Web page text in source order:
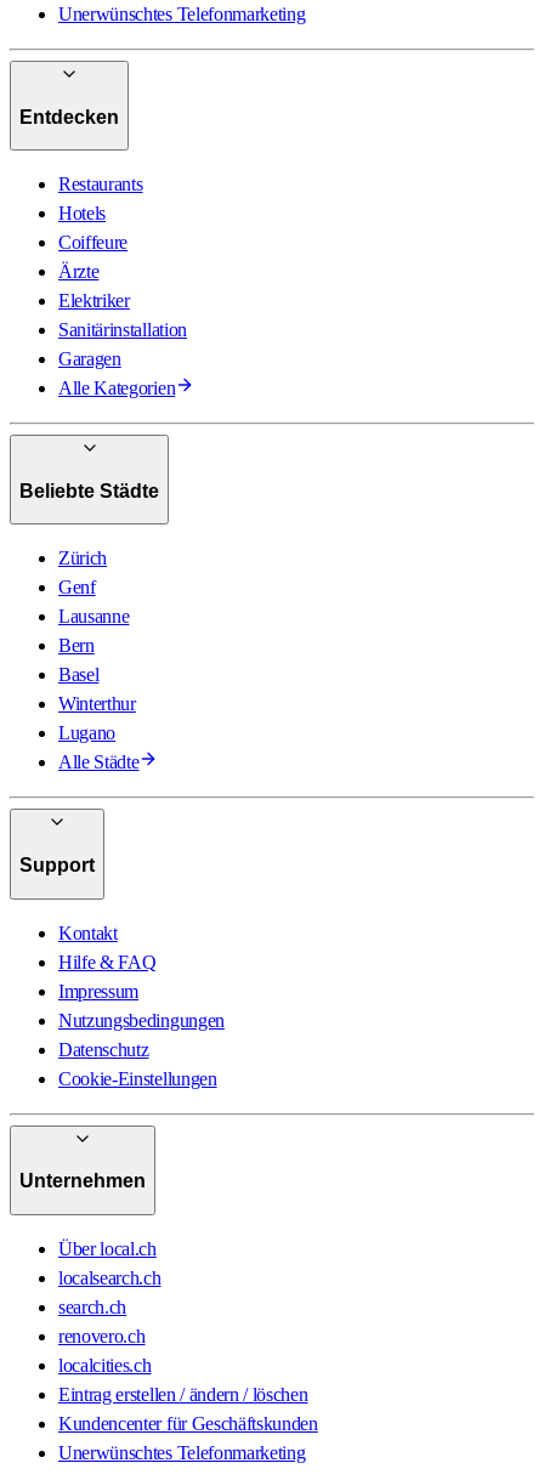
Unerwünschtes Telefonmarketing
Entdecken
Restaurants
Hotels
Coiffeure
Ärzte
Elektriker
Sanitärinstallation
Garagen
Alle Kategorien
Beliebte Städte
Zürich
Genf
Lausanne
Bern
Basel
Winterthur
Lugano
Alle Städte
Support
Kontakt
Hilfe & FAQ
Impressum
Nutzungsbedingungen
Datenschutz
Cookie-Einstellungen
Unternehmen
Über local.ch
localsearch.ch
search.ch
renovero.ch
localcities.ch
Eintrag erstellen / ändern / löschen
Kundencenter für Geschäftskunden
Unerwünschtes Telefonmarketing